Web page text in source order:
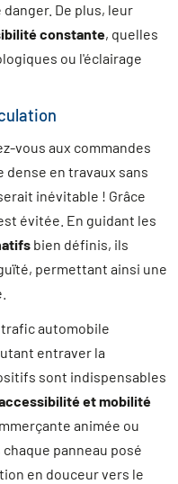
De plus, leur
constante, quelles
ou l'éclairage
vous aux commandes
dense en travaux sans
inévitable ! Grâce
évitée. En guidant les
bien définis, ils
permettant ainsi une
automobile
entraver la
sont indispensables
et mobilité
animée ou
panneau posé
en douceur vers le